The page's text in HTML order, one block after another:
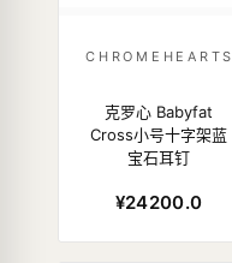
CHROMEHEARTS
克罗心 Babyfat
Cross小号十字架蓝
宝石耳钉
¥24200.0